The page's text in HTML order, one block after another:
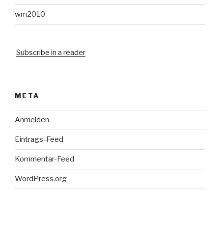
wm2010
Subscribe in a reader
META
Anmelden
Eintrags-Feed
Kommentar-Feed
WordPress.org